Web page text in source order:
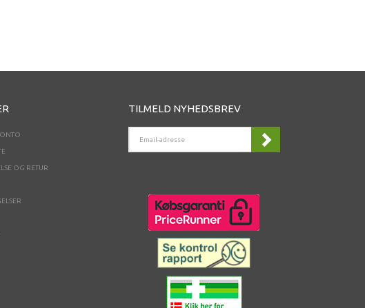
OG RETUR
TILMELD NYHEDSBREV
ADRESSE